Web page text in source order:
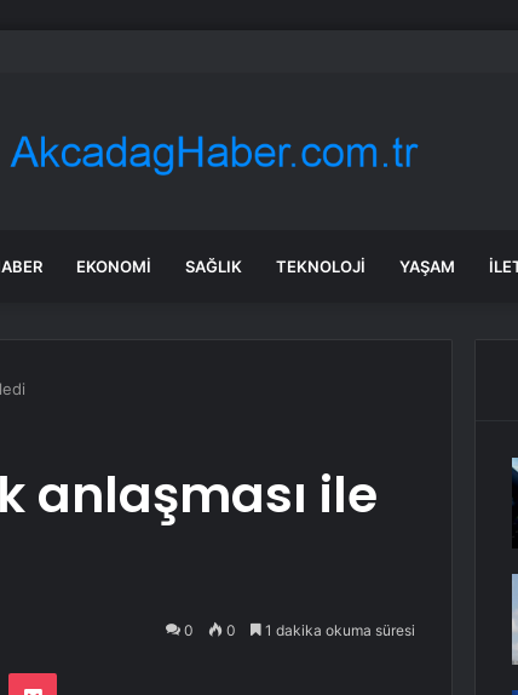
yeni noktaya daha EDS geliyor
EKONOMI SAĞLIK TEKNOLOJI YAŞAM
anlaşması ile
0 0 1 dakika okuma süresi
Pocket